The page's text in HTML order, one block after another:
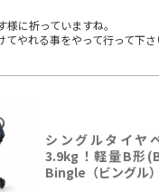
に祈っていますね。
やれる事をやって行って下さ
シングルタイヤ
3.9kg！軽量B形
Bingle（ビングル）